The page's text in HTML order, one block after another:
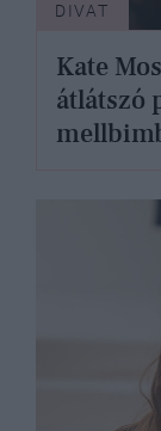
DIVAT
Kate
átlátszó